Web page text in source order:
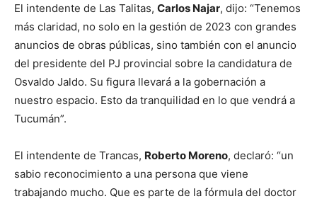
El intendente de Las Talitas, Carlos Najar, dijo: “Tenemos
más claridad, no solo en la gestión de 2023 con grandes
anuncios de obras públicas, sino también con el anuncio
del presidente del PJ provincial sobre la candidatura de
Osvaldo Jaldo. Su figura llevará a la gobernación a
nuestro espacio. Esto da tranquilidad en lo que vendrá a
Tucumán”.
El intendente de Trancas, Roberto Moreno, declaró: “un
sabio reconocimiento a una persona que viene
trabajando mucho. Que es parte de la fórmula del doctor